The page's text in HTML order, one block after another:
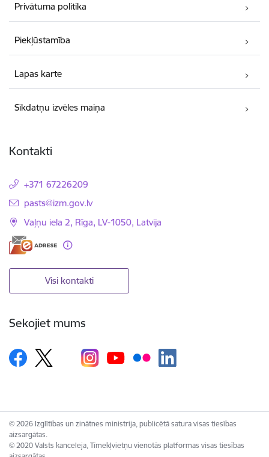
Privātuma politika
Piekļūstamība
Lapas karte
Sīkdatņu izvēles maiņa
Kontakti
+371 67226209
E-pasts:
pasts@izm.gov.lv
Vaļņu iela 2, Rīga, LV-1050, Latvija
Visi kontakti
Sekojiet mums
© 2026 Izglītības un zinātnes ministrija, publicētā satura visas tiesības
aizsargātas.
© 2020 Valsts kanceleja, Tīmekļvietņu vienotās platformas visas tiesības